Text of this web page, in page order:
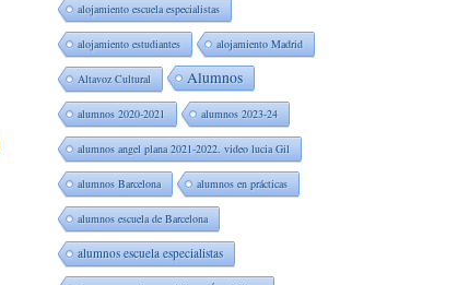
alojamiento escuela especialistas
alojamiento estudiantes alojamiento Madrid
Altavoz Cultural Alumnos
alumnos 2020-2021 alumnos 2023-24
alumnos angel plana 2021-2022. video lucia Gil
alumnos Barcelona alumnos en prácticas
alumnos escuela de Barcelona
alumnos escuela especialistas